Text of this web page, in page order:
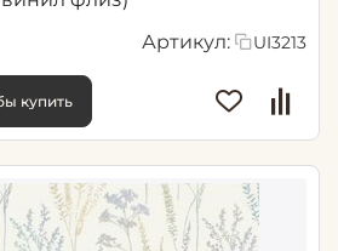
Артикул: UI3213
купить